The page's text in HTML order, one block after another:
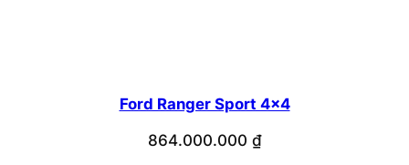
Ford Ranger Sport 4×4
864.000.000 ₫